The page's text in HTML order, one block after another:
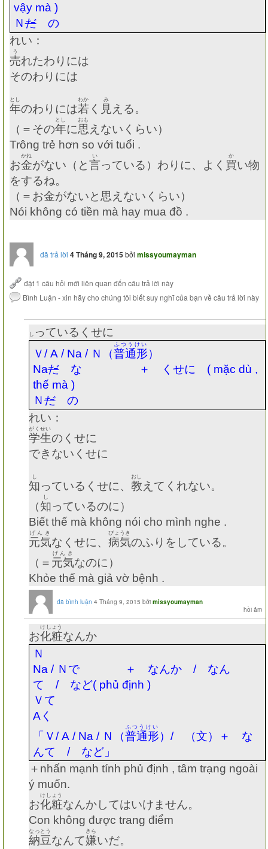
vậy mà )
Ｎだの
れい：
売
う
れたわりには
そのわりには
年
とし
のわりには若
わか
く 見
み
える。
（＝その年
とし
に思
おも
えないくらい）
Trông trẻ hơn so với tuổi .
お金
かね
がない（と言
い
っている）わりに、よく 買
か
い物
をするね。
（＝お金がないと思えないくらい）
Nói không có tiền mà hay mua đồ .
đã trả lời 4 Tháng 9, 2015bởi missyoumayman
し
っているくせに
Ｖ/ A / Na / Ｎ（普通形
ふつうけい
）
Naだな ＋ くせに ( mặc dù ,
thế mà )
Ｎだの
れい：
学生
がくせい
のくせに
できないくせに
知
し
っているくせに、 教
おし
えてくれない。
（知
し
っているのに）
Biết thế mà không nói cho mình nghe .
元気
げんき
なくせに、 病気
びょうき
のふりをしている。
（＝ 元気
げんき
なのに）
Khỏe thế mà giả vờ bệnh .
đã bình luận 4 Tháng 9, 2015 bởi missyoumayman
お化粧
けしょう
なんか
Ｎ
Na / Ｎで ＋ なんか /なん
て /など( phủ định )
Ｖて
A く
「Ｖ/ A / Na / Ｎ（普通形
ふつうけい
） /（文）＋ な
んて /など」
＋ nhấn mạnh tính phủ định , tâm trạng ngoài
ý muốn.
お化粧
けしょう
なんかしてはいけません。
Con không được trang điểm
納豆
なっとう
なんて嫌
きら
いだ。